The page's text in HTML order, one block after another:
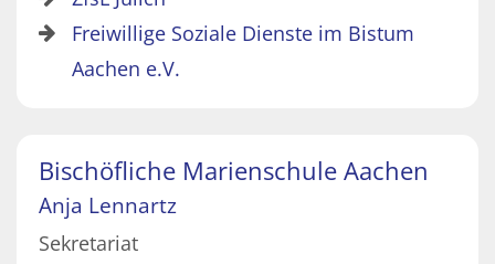
Freiwillige Soziale Dienste im Bistum
Aachen e.V.
Bischöfliche Marienschule Aachen
Anja Lennartz
Sekretariat